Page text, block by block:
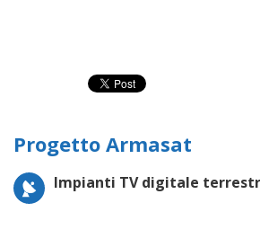
Progetto Armasat
Impianti TV digitale